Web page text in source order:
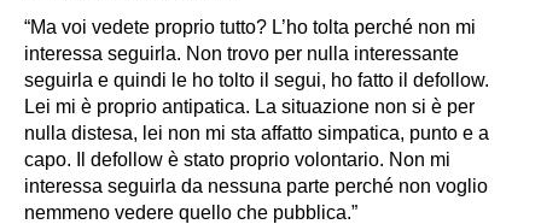
“Ma voi vedete proprio tutto? L’ho tolta perché non mi
interessa seguirla. Non trovo per nulla interessante
seguirla e quindi le ho tolto il segui, ho fatto il defollow.
Lei mi è proprio antipatica. La situazione non si è per
nulla distesa, lei non mi sta affatto simpatica, punto e a
capo. Il defollow è stato proprio volontario. Non mi
interessa seguirla da nessuna parte perché non voglio
nemmeno vedere quello che pubblica.”